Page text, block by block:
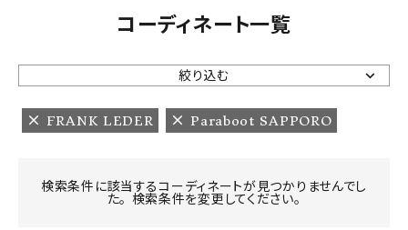
NEW ARRIVAL
ARCH EXCLUSIVE
BRAND
コーディネート一覧
絞り込む
FRANK LEDER Paraboot SAPPORO
検索条件に該当するコーディネートが見つかりませんでし
た。 検索条件を変更してください。